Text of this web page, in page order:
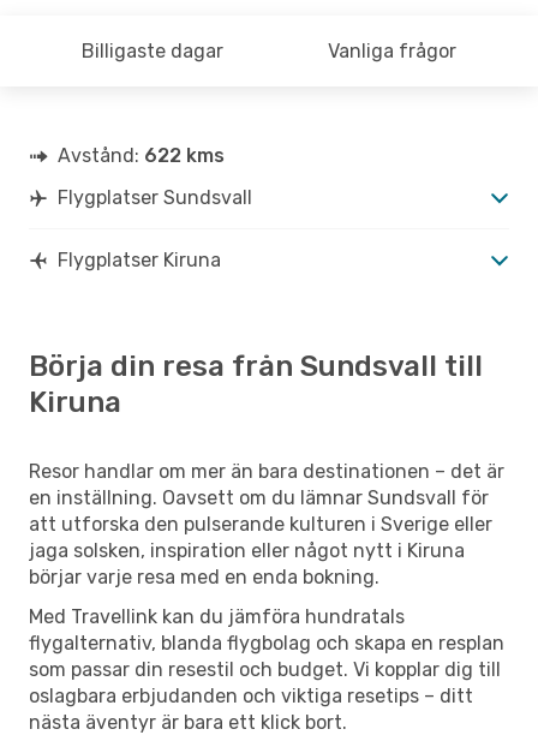
Billigaste dagar Vanliga frågor
Avstånd: 622 kms
Flygplatser Sundsvall
Flygplatser Kiruna
Börja din resa från Sundsvall till
Kiruna
Resor handlar om mer än bara destinationen – det är
en inställning. Oavsett om du lämnar Sundsvall för
att utforska den pulserande kulturen i Sverige eller
jaga solsken, inspiration eller något nytt i Kiruna
börjar varje resa med en enda bokning.
Med Travellink kan du jämföra hundratals
flygalternativ, blanda flygbolag och skapa en resplan
som passar din resestil och budget. Vi kopplar dig till
oslagbara erbjudanden och viktiga resetips – ditt
nästa äventyr är bara ett klick bort.